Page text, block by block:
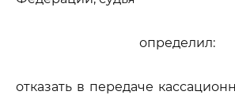
определил:
отказать в передаче